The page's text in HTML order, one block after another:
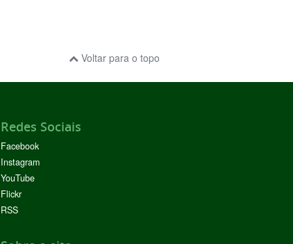
Voltar para o topo
Redes Sociais
Facebook
Instagram
YouTube
Flickr
RSS